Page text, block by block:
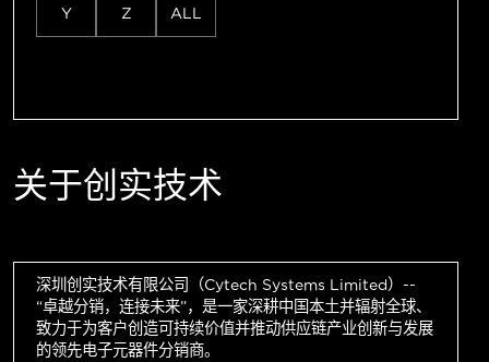
Y Z ALL
关于创实技术
深圳创实技术有限公司（Cytech Systems Limited）--
“卓越分销，连接未来”，是一家深耕中国本土并辐射全球、
致力于为客户创造可持续价值并推动供应链产业创新与发展
的领先电子元器件分销商。